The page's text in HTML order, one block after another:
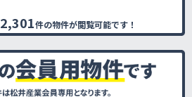
2,301件の物件が閲覧可能です！